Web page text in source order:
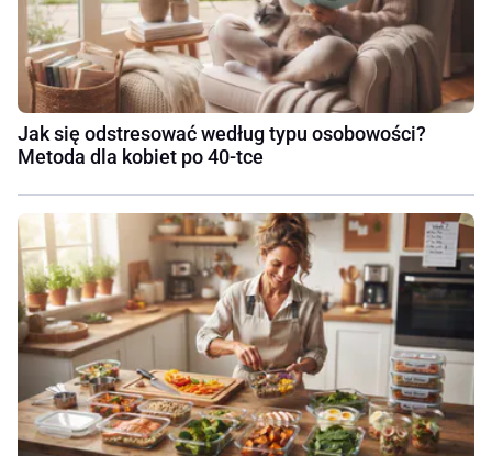
Jak się odstresować według typu osobowości?
Metoda dla kobiet po 40-tce